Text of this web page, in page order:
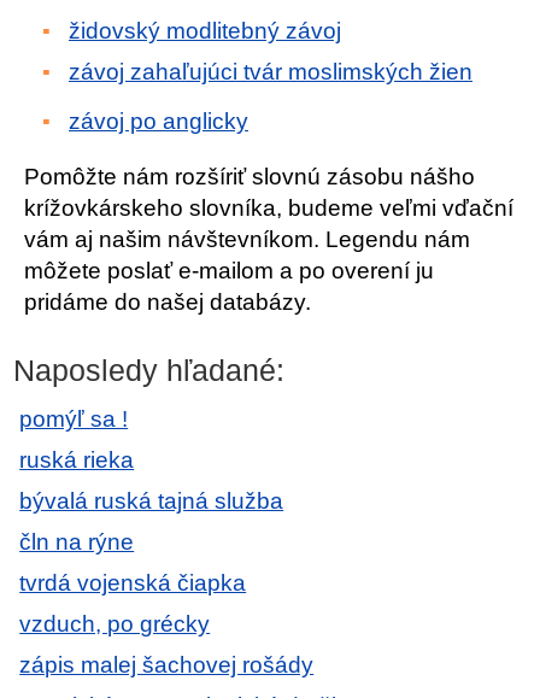
židovský modlitebný závoj
závoj zahaľujúci tvár moslimských žien
závoj po anglicky
Pomôžte nám rozšíriť slovnú zásobu nášho
krížovkárskeho slovníka, budeme veľmi vďační
vám aj našim návštevníkom. Legendu nám
môžete poslať e-mailom a po overení ju
pridáme do našej databázy.
Naposledy hľadané:
pomýľ sa !
ruská rieka
bývalá ruská tajná služba
čln na rýne
tvrdá vojenská čiapka
vzduch, po grécky
zápis malej šachovej rošády